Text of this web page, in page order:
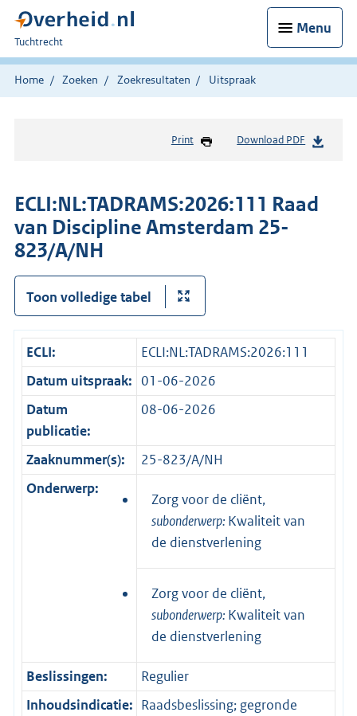
Menu
U
bent
hier:
Tuchtrecht
Home Zoeken Zoekresultaten Uitspraak
Print Download PDF
ECLI:NL:TADRAMS:2026:111 Raad
van Discipline Amsterdam 25-
823/A/NH
Toon volledige tabel
ECLI:
ECLI:NL:TADRAMS:2026:111
Datum uitspraak: 01-06-2026
Datum
publicatie:
08-06-2026
Zaaknummer(s):
25-823/A/NH
Onderwerp:
Zorg voor de cliënt,
subonderwerp: Kwaliteit van
de dienstverlening
Zorg voor de cliënt,
subonderwerp: Kwaliteit van
de dienstverlening
Beslissingen:
Regulier
Inhoudsindicatie: Raadsbeslissing; gegronde